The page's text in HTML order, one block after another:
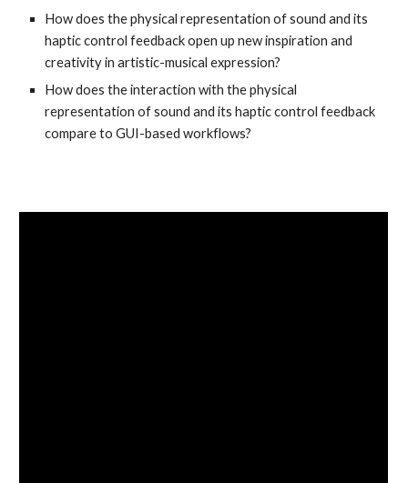
How does the physical representation of sound and its
haptic control feedback open up new inspiration and
creativity in artistic-musical expression?
How does the interaction with the physical
representation of sound and its haptic control feedback
compare to GUI-based workflows?